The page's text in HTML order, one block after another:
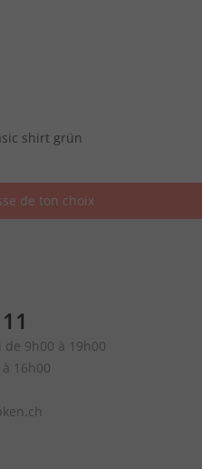
shirt grün
de ton choix
9h00 à 19h00
16h00